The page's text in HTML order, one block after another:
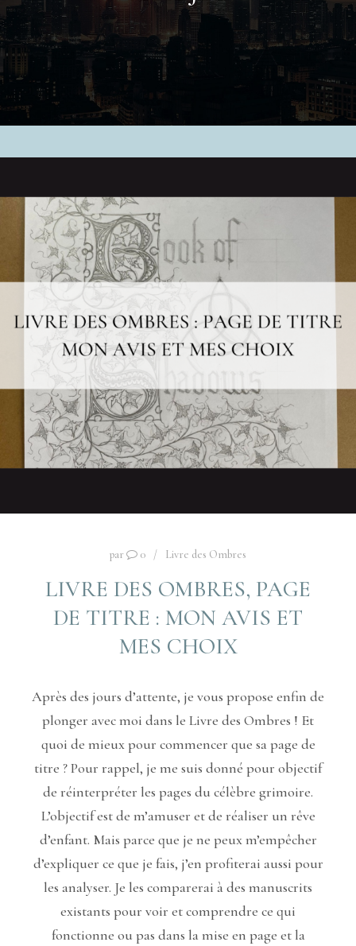
par 0 Livre des Ombres
LIVRE DES OMBRES, PAGE
DE TITRE : MON AVIS ET
MES CHOIX
Après des jours d’attente, je vous propose enfin de
plonger avec moi dans le Livre des Ombres ! Et
quoi de mieux pour commencer que sa page de
titre ? Pour rappel, je me suis donné pour objectif
de réinterpréter les pages du célèbre grimoire.
L’objectif est de m’amuser et de réaliser un rêve
d’enfant. Mais parce que je ne peux m’empêcher
d’expliquer ce que je fais, j’en profiterai aussi pour
les analyser. Je les comparerai à des manuscrits
existants pour voir et comprendre ce qui
fonctionne ou pas dans la mise en page et la